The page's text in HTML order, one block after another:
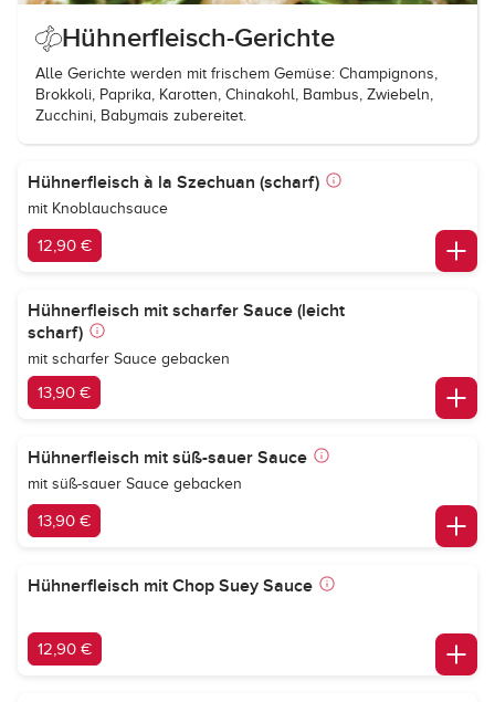
Hühnerfleisch-Gerichte
Alle Gerichte werden mit frischem Gemüse: Champignons,
Brokkoli, Paprika, Karotten, Chinakohl, Bambus, Zwiebeln,
Zucchini, Babymais zubereitet.
Hühnerfleisch à la Szechuan (scharf)
mit Knoblauchsauce
12,90 €
Hühnerfleisch mit scharfer Sauce (leicht
scharf)
mit scharfer Sauce gebacken
13,90 €
Hühnerfleisch mit süß-sauer Sauce
mit süß-sauer Sauce gebacken
13,90 €
Hühnerfleisch mit Chop Suey Sauce
12,90 €